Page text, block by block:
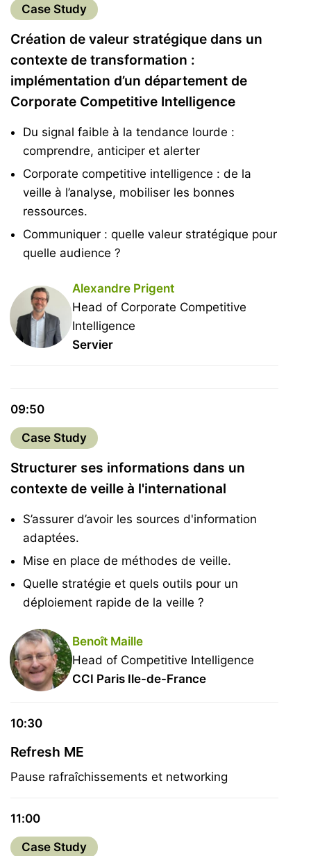
Case Study
Création de valeur stratégique dans un
contexte de transformation :
implémentation d’un département de
Corporate Competitive Intelligence
Du signal faible à la tendance lourde :
comprendre, anticiper et alerter
Corporate competitive intelligence : de la
veille à l’analyse, mobiliser les bonnes
ressources.
Communiquer : quelle valeur stratégique pour
quelle audience ?
Alexandre Prigent
Head of Corporate Competitive
Intelligence
Servier
09:50
Case Study
Structurer ses informations dans un
contexte de veille à l'international
S’assurer d’avoir les sources d'information
adaptées.
Mise en place de méthodes de veille.
Quelle stratégie et quels outils pour un
déploiement rapide de la veille ?
Benoît Maille
Head of Competitive Intelligence
CCI Paris Ile-de-France
10:30
Refresh ME
Pause rafraîchissements et networking
11:00
Case Study